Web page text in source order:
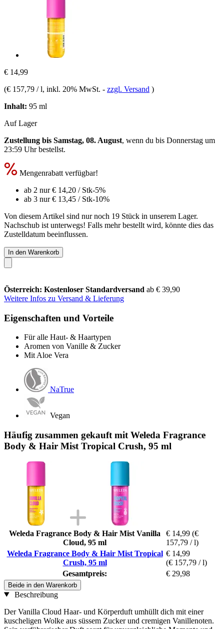
€ 14,99
(€ 157,79 / l, inkl. 20% MwSt. - zzgl. Versand )
Inhalt: 95 ml
Auf Lager
Zustellung bis Samstag, 08. August, wenn du bis Donnerstag um
23:59 Uhrbestellst.
Mengenrabatt verfügbar!
ab 2 nur€ 14,20 / Stk-5%
ab 3 nur€ 13,45 / Stk-10%
Von diesem Artikel sind nur noch 19 Stück in unserem Lager.
Nachschub ist unterwegs! Falls mehr bestellt wird, könnte dies das
Zustelldatum beeinflussen.
In den Warenkorb
Österreich: Kostenloser Standardversand ab € 39,90
Weitere Infos zu Versand & Lieferung
Eigenschaften und Vorteile
Für alle Haut- & Haartypen
Aromen von Vanille & Zucker
Mit Aloe Vera
NaTrue
Vegan
Häufig zusammen gekauft mit Weleda Fragrance
Body & Hair Mist Tropical Crush, 95 ml
Weleda Fragrance Body & Hair Mist Vanilla
Cloud, 95 ml
€ 14,99 (€
157,79 / l)
Weleda Fragrance Body & Hair Mist Tropical
Crush, 95 ml
€ 14,99
(€ 157,79 / l)
Gesamtpreis:
€ 29,98
Beide in den Warenkorb
Beschreibung
Der Vanilla Cloud Haar- und Körperduft umhüllt dich mit einer
kuscheligen Wolke aus süssem Zucker und cremigen Vanillenoten.